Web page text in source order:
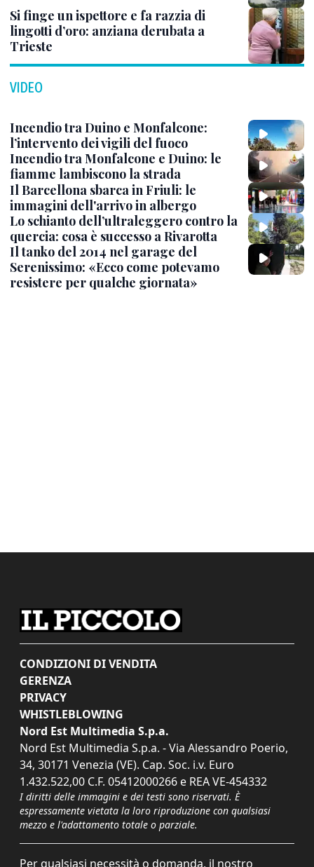
Si finge un ispettore e fa razzia di
lingotti d’oro: anziana derubata a
Trieste
VIDEO
Incendio tra Duino e Monfalcone:
l’intervento dei vigili del fuoco
Incendio tra Monfalcone e Duino: le
fiamme lambiscono la strada
Il Barcellona sbarca in Friuli: le
immagini dell'arrivo in albergo
Lo schianto dell’ultraleggero contro la
quercia: cosa è successo a Rivarotta
Il tanko del 2014 nel garage del
Serenissimo: «Ecco come potevamo
resistere per qualche giornata»
CONDIZIONI DI VENDITA
GERENZA
PRIVACY
WHISTLEBLOWING
Nord Est Multimedia S.p.a.
Nord Est Multimedia S.p.a. - Via Alessandro Poerio,
34, 30171 Venezia (VE). Cap. Soc. i.v. Euro
1.432.522,00 C.F. 05412000266 e REA VE-454332
I diritti delle immagini e dei testi sono riservati. È
espressamente vietata la loro riproduzione con qualsiasi
mezzo e l'adattamento totale o parziale.
Per qualsiasi necessità o domanda, il nostro